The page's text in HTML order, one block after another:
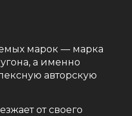
марок — марка
а именно
авторскую
от своего